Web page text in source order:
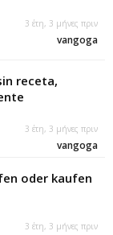
3 έτη, 3 μήνες πριν
vangoga
receta,
3 έτη, 3 μήνες πριν
vangoga
oder kaufen
3 έτη, 3 μήνες πριν